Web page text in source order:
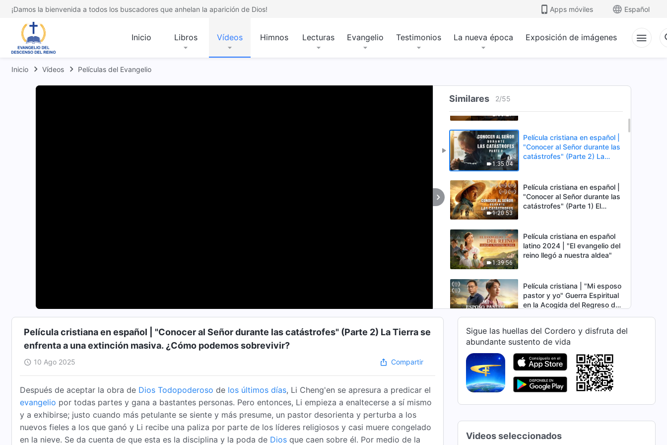
¡Damos la bienvenida a todos los buscadores que anhelan la aparición de Dios! Apps móviles Español
Inicio Libros Vídeos Himnos Lecturas Evangelio Testimonios La nueva época Exposición de imágenes
Inicio Vídeos Películas del Evangelio
Similares 2/55
2:03:27
Película cristiana completa en
1:35:04
Película cristiana en español |
"Conocer al Señor durante las
catástrofes" (Parte 2) La
podemos sobrevivir?
1:20:53
Película cristiana en español |
"Conocer al Señor durante las
catástrofes" (Parte 1) El
encontrarás refugio?
1:39:56
Película cristiana en español
latino 2024 | "El evangelio del
reino llegó a nuestra aldea"
Película cristiana | "Mi esposo
pastor y yo" Guerra Espiritual
en la Acogida del Regreso del
1:58:55
Película cristiana en español
latino | "Un peligroso viaje
evangélico" basada en una
historia real
Película cristiana en español
latino | "El banquete del reino
de los cielos" Un sacerdote
reino de los cielos
Película cristiana en español
Película cristiana en español | "Conocer al Señor durante las catástrofes" (Parte 2) La Tierra se
enfrenta a una extinción masiva. ¿Cómo podemos sobrevivir?
10 Ago 2025 Compartir
Después de aceptar la obra de Dios Todopoderoso de los últimos días, Li Cheng'en se apresura a predicar el
evangelio por todas partes y gana a bastantes personas. Pero entonces, Li empieza a enaltecerse a sí mismo
y a exhibirse; justo cuando más petulante se siente y más presume, un pastor desorienta y perturba a los
nuevos fieles a los que ganó y Li recibe una paliza por parte de los líderes religiosos y casi muere congelado
en la nieve. Se da cuenta de que esta es la disciplina y la poda de Dios que caen sobre él. Por medio de la
Sigue las huellas del Cordero y disfruta del
abundante sustento de vida
Videos seleccionados